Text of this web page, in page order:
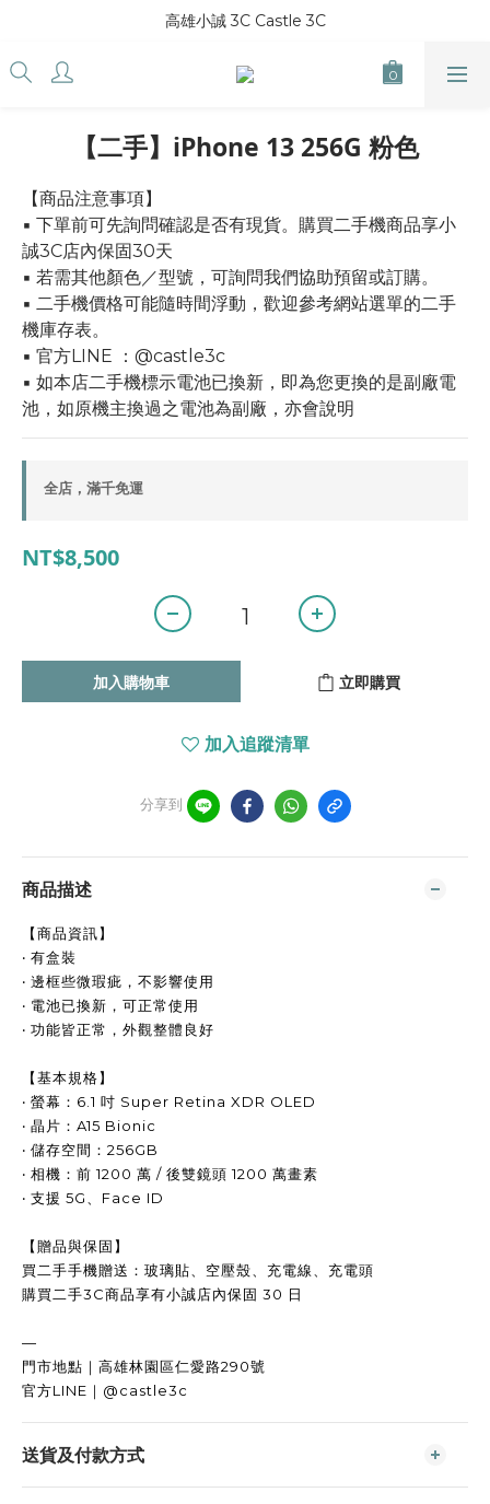
高雄小誠 3C Castle 3C
【二手】iPhone 13 256G 粉色
【商品注意事項】
▪ 下單前可先詢問確認是否有現貨。購買二手機商品享小
誠3C店內保固30天
▪ 若需其他顏色／型號，可詢問我們協助預留或訂購。
▪ 二手機價格可能隨時間浮動，歡迎參考網站選單的二手
機庫存表。
▪ 官方LINE ：@castle3c
▪ 如本店二手機標示電池已換新，即為您更換的是副廠電
池，如原機主換過之電池為副廠，亦會說明
全店，滿千免運
NT$8,500
加入購物車 立即購買
加入追蹤清單
分享到
商品描述
【商品資訊】
‧ 有盒裝
‧ 邊框些微瑕疵，不影響使用
‧ 電池已換新，可正常使用
‧ 功能皆正常，外觀整體良好
【基本規格】
‧ 螢幕：6.1 吋 Super Retina XDR OLED
‧ 晶片：A15 Bionic
‧ 儲存空間：256GB
‧ 相機：前 1200 萬 / 後雙鏡頭 1200 萬畫素
‧ 支援 5G、Face ID
【贈品與保固】
買二手手機贈送：玻璃貼、空壓殼、充電線、充電頭
購買二手3C商品享有小誠店內保固 30 日
—
門市地點｜高雄林園區仁愛路290號
官方LINE｜@castle3c
送貨及付款方式